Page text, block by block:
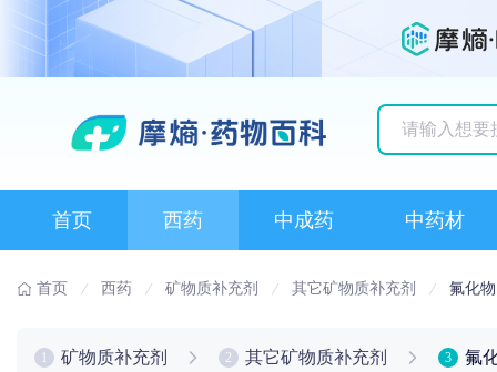
首页 西药 中成药 中药材
首页 西药 矿物质补充剂 其它矿物质补充剂 氟化物
矿物质补充剂 2 其它矿物质补充剂 3 氟